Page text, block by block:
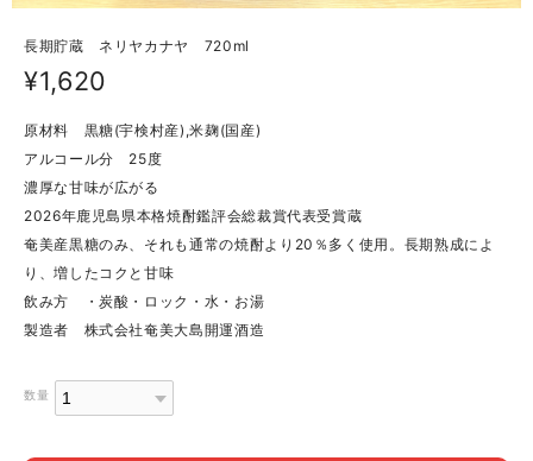
長期貯蔵 ネリヤカナヤ 720ml
¥1,620
原材料 黒糖(宇検村産),米麹(国産)
アルコール分 25度
濃厚な甘味が広がる
2026年鹿児島県本格焼酎鑑評会総裁賞代表受賞蔵
奄美産黒糖のみ、それも通常の焼酎より20％多く使用。長期熟成によ
り、増したコクと甘味
飲み方 ・炭酸・ロック・水・お湯
製造者 株式会社奄美大島開運酒造
数量